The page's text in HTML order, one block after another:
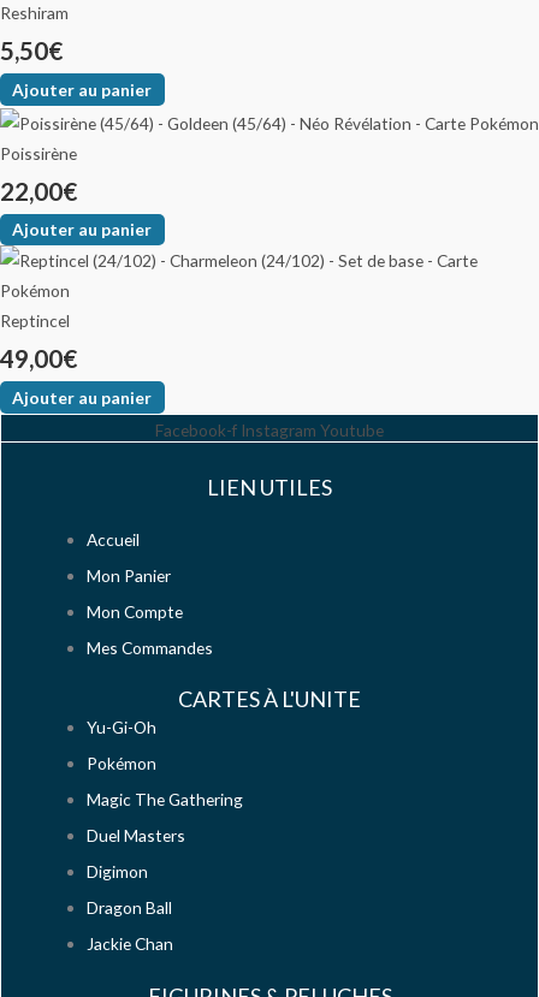
Reshiram
5,50€
Ajouter au panier
Poissirène
22,00€
Ajouter au panier
Reptincel
49,00€
Ajouter au panier
Facebook-f Instagram Youtube
LIEN UTILES
Accueil
Mon Panier
Mon Compte
Mes Commandes
CARTES À L'UNITE
Yu-Gi-Oh
Pokémon
Magic The Gathering
Duel Masters
Digimon
Dragon Ball
Jackie Chan